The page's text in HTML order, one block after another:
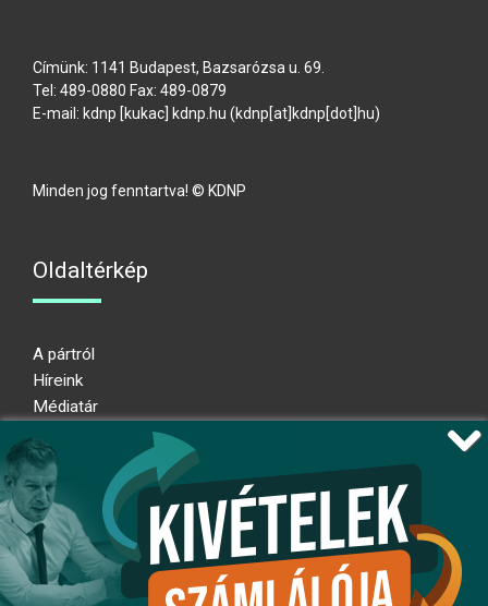
Címünk: 1141 Budapest, Bazsarózsa u. 69.
Tel: 489-0880 Fax: 489-0879
E-mail: kdnp [kukac] kdnp hu (kdnp[at]kdnp[dot]hu)
Minden jog fenntartva! © KDNP
Oldaltérkép
A pártról
Híreink
Médiatár
Adatkezelési nyilatkozat
Átláthatósági nyilatkozat
Ugrás az oldal tetejére
Kövessen minket!